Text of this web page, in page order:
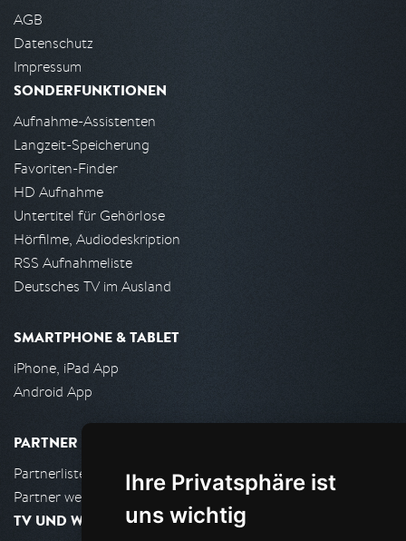
Ihre Privatsphäre ist
uns wichtig
AGB
Datenschutz
Impressum
SONDERFUNKTIONEN
Aufnahme-Assistenten
Langzeit-Speicherung
Favoriten-Finder
HD Aufnahme
Untertitel für Gehörlose
Hörfilme, Audiodeskription
RSS Aufnahmeliste
Deutsches TV im Ausland
SMARTPHONE & TABLET
iPhone, iPad App
Android App
PARTNER
Partnerliste
Partner werden
TV UND WOHNZIMMER